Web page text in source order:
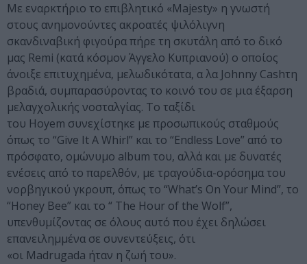
Με εναρκτήριο το επιβλητικό «Majesty» η γνωστή
στους ανημονούντες ακροατές ψιλόλιγνη
σκανδιναβική φιγούρα πήρε τη σκυτάλη από το δικό
μας Remi (κατά κόσμον Άγγελο Κυπριανού) ο οποίος
άνοιξε επιτυχημένα, μελωδικότατα, α λα Johnny Cashτη
βραδιά, συμπαρασύροντας το κοινό του σε μια έξαρση
μελαγχολικής νοσταλγίας. Το ταξίδι
του Hoyem συνεχίστηκε με προσωπικούς σταθμούς
όπως το “Give It A Whirl” και το “Endless Love” από το
πρόσφατο, ομώνυμο album του, αλλά και με δυνατές
ενέσεις από το παρελθόν, με τραγούδια-ορόσημα του
νορβηγικού γκρουπ, όπως το “What’s On Your Mind”, το
“Honey Bee” και το “ The Hour of the Wolf”,
υπενθυμίζοντας σε όλους αυτό που έχει δηλώσει
επανειλημμένα σε συνεντεύξεις, ότι
«οι Madrugada ήταν η ζωή του».